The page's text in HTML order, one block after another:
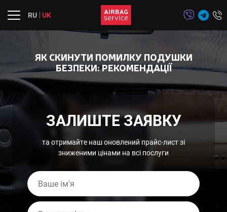
RU UK
Послуги
Перетяжка салону
Міста
Контакти
ЯК СКИНУТИ ПОМИЛКУ ПОДУШКИ
БЕЗПЕКИ: РЕКОМЕНДАЦІЇ
ЗАЛИШТЕ ЗАЯВКУ
та отримайте наш оновлений прайс-лист зі
зниженими цінами на всі послуги